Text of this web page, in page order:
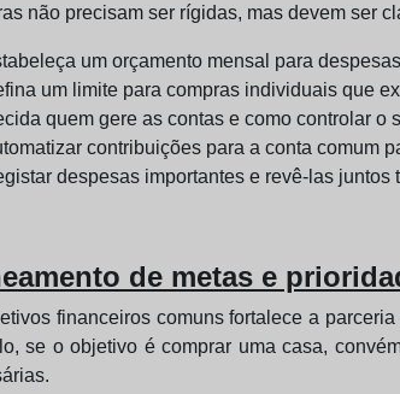
não precisam ser rígidas, mas devem ser
um orçamento mensal para
um limite para compras individuais que
quem gere as contas e como controlar o
contribuições para a conta comum
despesas importantes e revê-las juntos
de metas e
financeiros comuns fortalece a
se o objetivo é comprar uma casa,